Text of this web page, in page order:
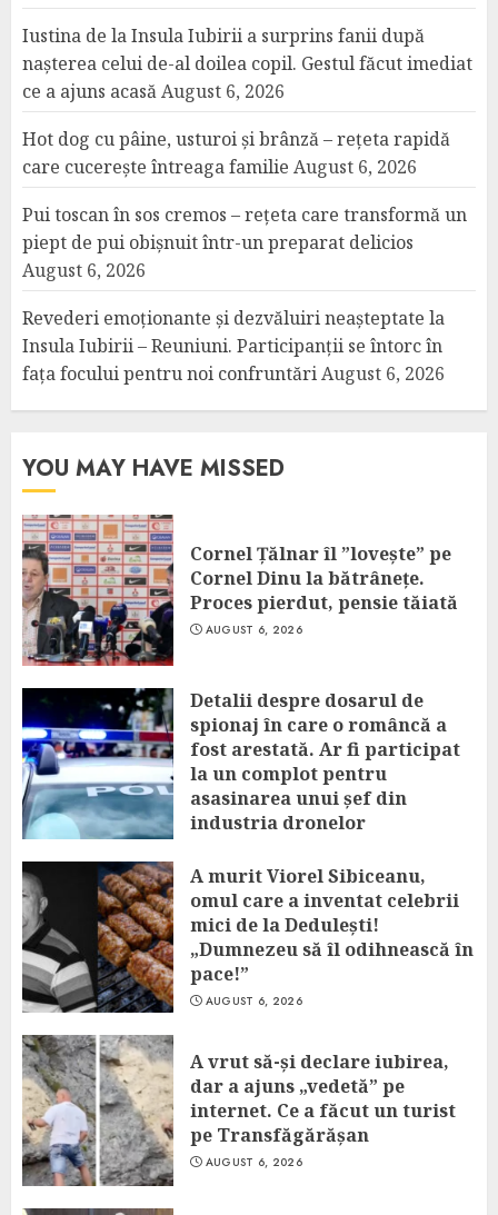
Iustina de la Insula Iubirii a surprins fanii după
nașterea celui de-al doilea copil. Gestul făcut imediat
ce a ajuns acasăAugust 6, 2026
Hot dog cu pâine, usturoi și brânză – rețeta rapidă
care cucerește întreaga familie August 6, 2026
Pui toscan în sos cremos – rețeta care transformă un
piept de pui obișnuit într-un preparat delicios
August 6, 2026
Revederi emoționante și dezvăluiri neașteptate la
Insula Iubirii – Reuniuni. Participanții se întorc în
fața focului pentru noi confruntăriAugust 6, 2026
YOU MAY HAVE MISSED
Cornel Țălnar îl ”lovește” pe
Cornel Dinu la bătrânețe.
Proces pierdut, pensie tăiată
AUGUST 6, 2026
Detalii despre dosarul de
spionaj în care o româncă a
fost arestată. Ar fi participat
la un complot pentru
asasinarea unui șef din
industria dronelor
A murit Viorel Sibiceanu,
omul care a inventat celebrii
mici de la Dedulești!
„Dumnezeu să îl odihnească în
pace!”
AUGUST 6, 2026
A vrut să-și declare iubirea,
dar a ajuns „vedetă” pe
internet. Ce a făcut un turist
pe Transfăgărășan
AUGUST 6, 2026